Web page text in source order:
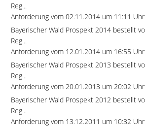
Reg...
Anforderung vom 02.11.2014 um 11:11
Bayerischer Wald Prospekt 2014 bestellt
Reg...
Anforderung vom 12.01.2014 um 16:55
Bayerischer Wald Prospekt 2013 bestellt
Reg...
Anforderung vom 20.01.2013 um 20:02
Bayerischer Wald Prospekt 2012 bestellt
Reg...
Anforderung vom 13.12.2011 um 10:32